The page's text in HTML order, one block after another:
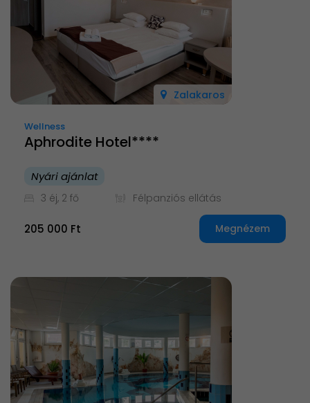
Zalakaros
Wellness
Aphrodite Hotel****
Nyári ajánlat
3 éj, 2 fő Félpanziós ellátás
205 000 Ft Megnézem